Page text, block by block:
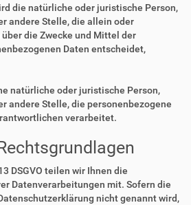
die natürliche oder juristische Person,
andere Stelle, die allein oder
die Zwecke und Mittel der
Daten entscheidet,
natürliche oder juristische Person,
andere Stelle, die personenbezogene
verarbeitet.
DSGVO teilen wir Ihnen die
Datenverarbeitungen mit. Sofern die
nicht genannt wird,